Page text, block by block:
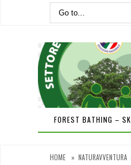
FOREST BATHING –
HOME » NATURAVVENTURA